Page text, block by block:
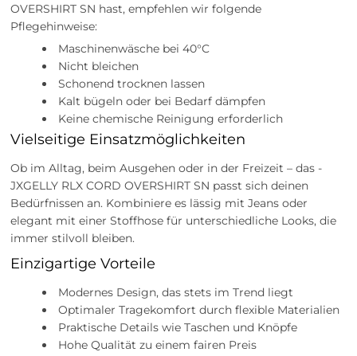
OVERSHIRT SN hast, empfehlen wir folgende
Pflegehinweise:
Maschinenwäsche bei 40°C
Nicht bleichen
Schonend trocknen lassen
Kalt bügeln oder bei Bedarf dämpfen
Keine chemische Reinigung erforderlich
Vielseitige Einsatzmöglichkeiten
Ob im Alltag, beim Ausgehen oder in der Freizeit – das -
JXGELLY RLX CORD OVERSHIRT SN passt sich deinen
Bedürfnissen an. Kombiniere es lässig mit Jeans oder
elegant mit einer Stoffhose für unterschiedliche Looks, die
immer stilvoll bleiben.
Einzigartige Vorteile
Modernes Design, das stets im Trend liegt
Optimaler Tragekomfort durch flexible Materialien
Praktische Details wie Taschen und Knöpfe
Hohe Qualität zu einem fairen Preis